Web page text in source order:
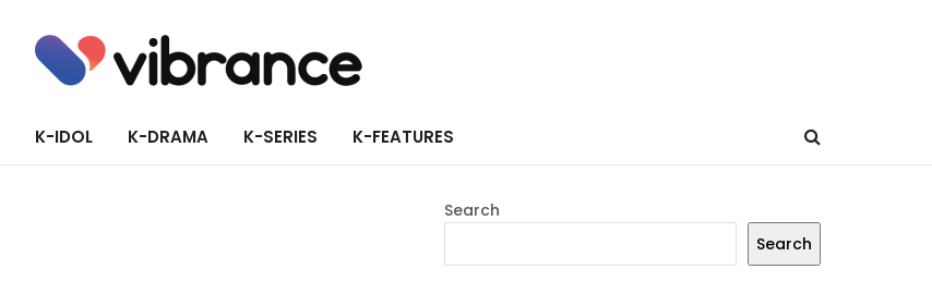
K-IDOL K-DRAMA K-SERIES K-FEATURES
Search
Search